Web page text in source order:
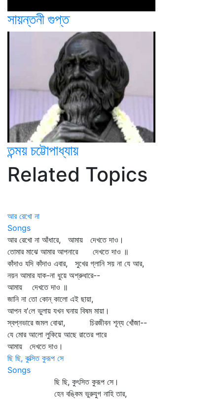
সায়ন্তনী গুপ্ত
তন্ময় চট্টোপাধ্যায়
Related Topics
আর রেখো না
Songs
আর রেখো না আঁধারে, আমায় দেখতে দাও।
তোমার মাঝে আমার আপনারে দেখতে দাও ॥
কাঁদাও যদি কাঁদাও এবার, সুখের গ্লানি সয় না যে আর,
নয়ন আমার যাক-না ধুয়ে অশ্রুধারে--
আমায় দেখতে দাও ॥
জানি না তো কোন্‌ কালো এই ছায়া,
আপন ব'লে ভুলায় যখন ঘনায় বিষম মায়া।
স্বপ্নভারে জমল বোঝা, চিরজীবন শূন্য খোঁজা--
যে মোর আলো লুকিয়ে আছে রাতের পারে
আমায় দেখতে দাও।
ছি ছি, কুত্সিত কুরূপ সে
Songs
ছি ছি, কুৎসিত কুরূপ সে।
হেন বঙ্কিম ভুরুযুগ নাহি তার,